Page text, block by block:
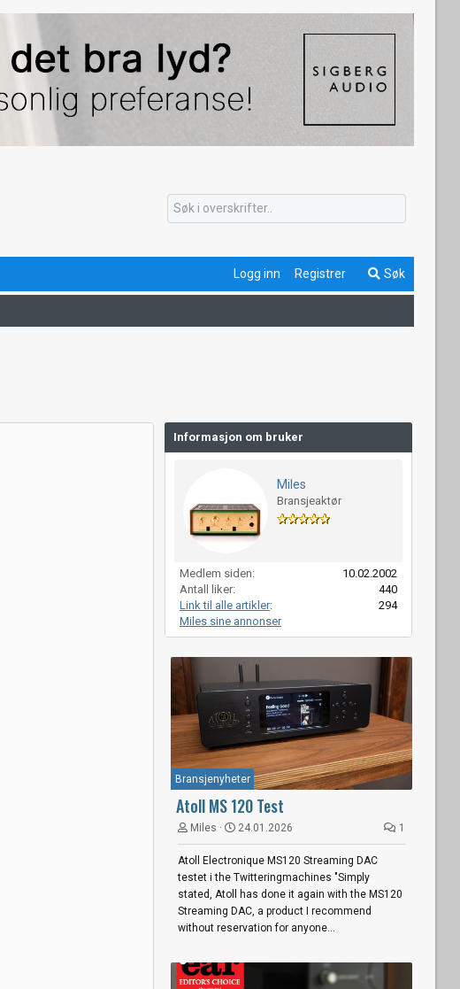
Logg inn Registrer Søk
Informasjon om bruker
Miles
Bransjeaktør
Medlem siden
10.02.2002
Antall liker
440
Link til alle artikler
294
Miles sine annonser
Bransjenyheter
Atoll MS 120 Test
Miles 24.01.2026 1
Atoll Electronique MS120 Streaming DAC
testet i the Twitteringmachines "Simply
stated, Atoll has done it again with the MS120
Streaming DAC, a product I recommend
without reservation for anyone...